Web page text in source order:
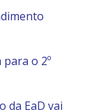
para o 2º
da EaD vai